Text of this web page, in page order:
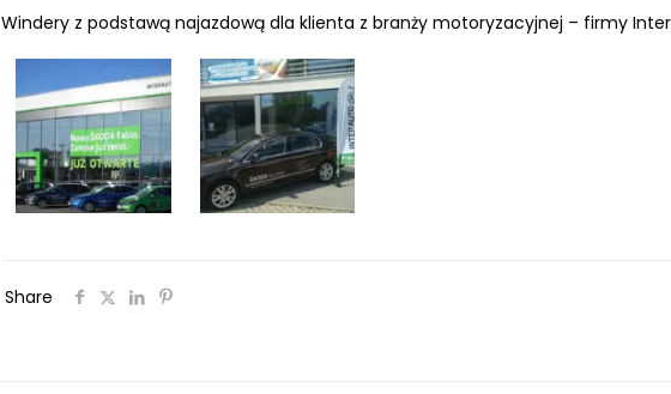
Windery z podstawą najazdową dla klienta z branży motoryzacyjnej – firmy
Share